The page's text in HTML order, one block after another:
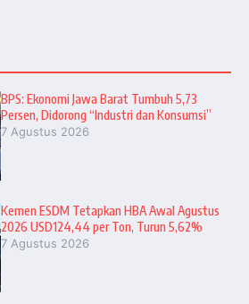
BPS: Ekonomi Jawa Barat Tumbuh 5,73
Persen, Didorong “Industri dan Konsumsi”
7 Agustus 2026
Kemen ESDM Tetapkan HBA Awal Agustus
2026 USD124,44 per Ton, Turun 5,62%
7 Agustus 2026